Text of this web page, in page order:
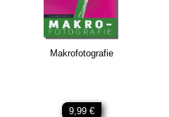
Makrofotografie
9,99 €